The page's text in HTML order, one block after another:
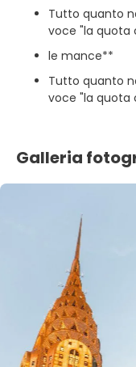
Tutto quanto
voce "la quota
le mance**
Tutto quanto
voce "la quota
Galleria